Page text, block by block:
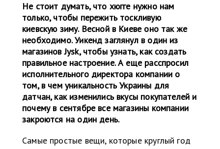
Не стоит думать, что хюгге нужно нам
только, чтобы пережить тоскливую
киевскую зиму. Весной в Киеве оно так же
необходимо. Уикенд заглянул в один из
магазинов Jysk, чтобы узнать, как создать
правильное настроение. А еще расспросил
исполнительного директора компании о
том, в чем уникальность Украины для
датчан, как изменились вкусы покупателей и
почему в сентябре все магазины компании
закроются на один день.
Самые простые вещи, которые круглый год